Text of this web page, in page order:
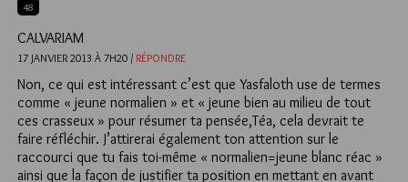
48
CALVARIAM
17 JANVIER 2013 À 7H20 / RÉPONDRE
Non, ce qui est intéressant c’est que Yasfaloth use de termes
comme « jeune normalien » et « jeune bien au milieu de tout
ces crasseux » pour résumer ta pensée,Téa, cela devrait te
faire réfléchir. J’attirerai également ton attention sur le
raccourci que tu fais toi-même « normalien=jeune blanc réac »
ainsi que la façon de justifier ta position en mettant en avant